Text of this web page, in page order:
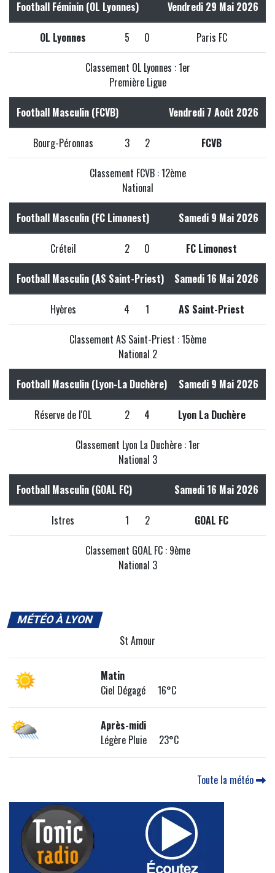
Football Féminin (OL Lyonnes) Vendredi 29 Mai 2026
OL Lyonnes 5 0 Paris FC
Classement OL Lyonnes : 1er
Première Ligue
Football Masculin (FCVB) Vendredi 7 Août 2026
Bourg-Péronnas 3 2 FCVB
Classement FCVB : 12ème
National
Football Masculin (FC Limonest) Samedi 9 Mai 2026
Créteil 2 0 FC Limonest
Football Masculin (AS Saint-Priest) Samedi 16 Mai 2026
Hyères 4 1 AS Saint-Priest
Classement AS Saint-Priest : 15ème
National 2
Football Masculin (Lyon-La Duchère) Samedi 9 Mai 2026
Réserve de l'OL 2 4 Lyon La Duchère
Classement Lyon La Duchère : 1er
National 3
Football Masculin (GOAL FC) Samedi 16 Mai 2026
Istres 1 2 GOAL FC
Classement GOAL FC : 9ème
National 3
MÉTÉO À LYON
St Amour
Matin
Ciel Dégagé 16°C
Après-midi
Légère Pluie 23°C
Toute la météo